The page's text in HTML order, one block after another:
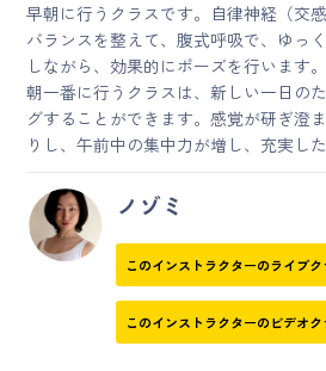
早朝に行うクラスです。自律神経（交
バランスを整えて、腹式呼吸で、ゆっ
しながら、効果的にポーズを行います。
朝一番に行うクラスは、新しい一日の
グすることができます。感覚が研ぎ澄
りし、午前中の集中力が増し、充実し
ノゾミ
このインストラクターのライブク
このインストラクターのビデオク